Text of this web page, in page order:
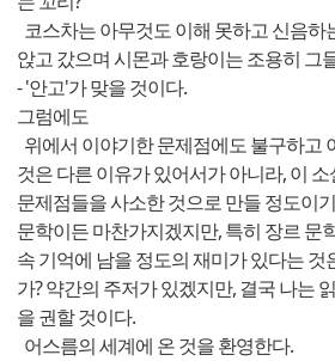
코스차는 아무것도 이해 못하고 신음하
앉고 갔으며 시몬과 호랑이는 조용히 그
- '안고'가 맞을 것이다.
그럼에도
위에서 이야기한 문제점에도 불구하고
것은 다른 이유가 있어서가 아니라, 이
문제점들을 사소한 것으로 만들 정도이
문학이든 마찬가지겠지만, 특히 장르 문
속 기억에 남을 정도의 재미가 있다는 것
가? 약간의 주저가 있겠지만, 결국 나는
을 권할 것이다.
어스름의 세계에 온 것을 환영한다.